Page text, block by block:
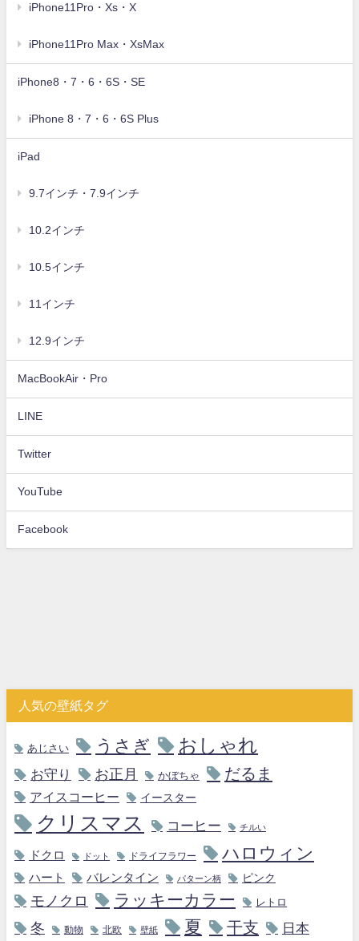
iPhone11Pro・Xs・X
iPhone11Pro Max・XsMax
iPhone8・7・6・6S・SE
iPhone 8・7・6・6S Plus
iPad
9.7インチ・7.9インチ
10.2インチ
10.5インチ
11インチ
12.9インチ
MacBookAir・Pro
LINE
Twitter
YouTube
Facebook
人気の壁紙タグ
あじさい うさぎ おしゃれ
お守り お正月 かぼちゃ だるま
アイスコーヒー イースター
クリスマス コーヒー チルい
ドクロ ドット ドライフラワー ハロウィン
ハート バレンタイン パターン柄 ピンク
モノクロ ラッキーカラー レトロ
冬 動物 北欧 壁紙 夏 干支 日本